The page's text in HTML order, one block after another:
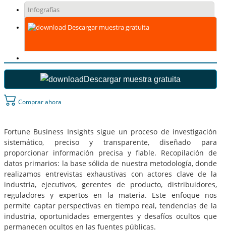
Infografías
Descargar muestra gratuita
Descargar muestra gratuita
Comprar ahora
Fortune Business Insights sigue un proceso de investigación
sistemático, preciso y transparente, diseñado para
proporcionar información precisa y fiable. Recopilación de
datos primarios: la base sólida de nuestra metodología, donde
realizamos entrevistas exhaustivas con actores clave de la
industria, ejecutivos, gerentes de producto, distribuidores,
reguladores y expertos en la materia. Este enfoque nos
permite captar perspectivas en tiempo real, tendencias de la
industria, oportunidades emergentes y desafíos ocultos que
permanecen ocultos en las fuentes públicas.